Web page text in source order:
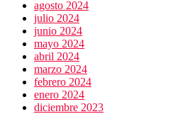
agosto 2024
julio 2024
junio 2024
mayo 2024
abril 2024
marzo 2024
febrero 2024
enero 2024
diciembre 2023